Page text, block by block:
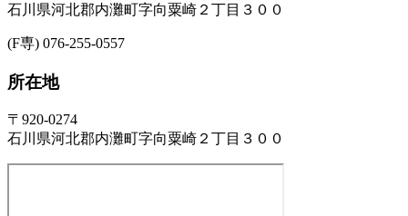
石川県河北郡内灘町字向粟崎２丁目３００
(F専) 076-255-0557
所在地
〒920-0274
石川県河北郡内灘町字向粟崎２丁目３００